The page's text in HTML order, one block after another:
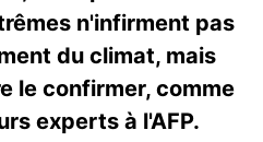
n'infirment pas
du climat, mais
le confirmer, comme
experts à l'AFP.